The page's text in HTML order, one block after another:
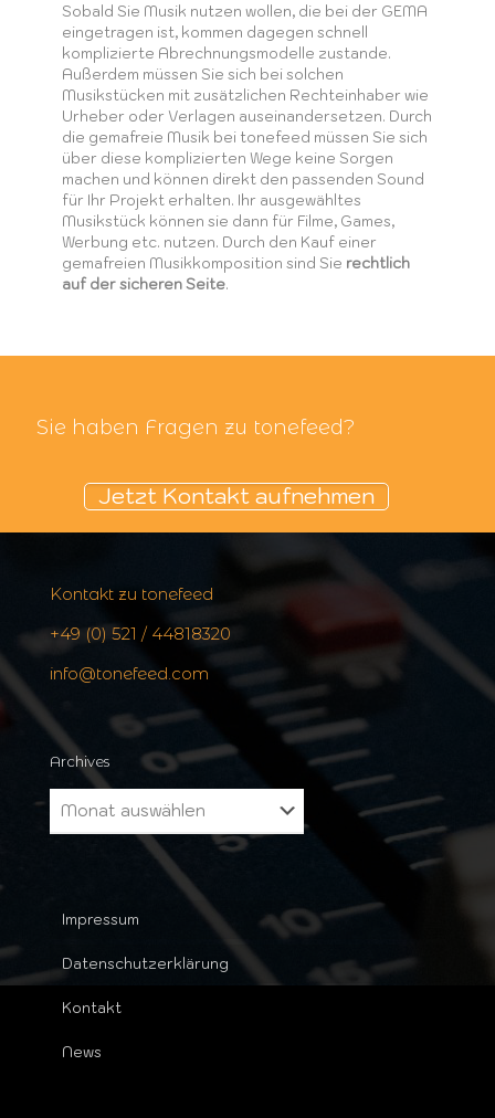
Sobald Sie Musik nutzen wollen, die bei der GEMA
eingetragen ist, kommen dagegen schnell
komplizierte Abrechnungsmodelle zustande.
Außerdem müssen Sie sich bei solchen
Musikstücken mit zusätzlichen Rechteinhaber wie
Urheber oder Verlagen auseinandersetzen. Durch
die gemafreie Musik bei tonefeed müssen Sie sich
über diese komplizierten Wege keine Sorgen
machen und können direkt den passenden Sound
für Ihr Projekt erhalten. Ihr ausgewähltes
Musikstück können sie dann für Filme, Games,
Werbung etc. nutzen. Durch den Kauf einer
gemafreien Musikkomposition sind Sie rechtlich
auf der sicheren Seite.
Sie haben Fragen zu tonefeed?
Jetzt Kontakt aufnehmen
Kontakt zu tonefeed
+49 (0) 521 / 44818320
info@tonefeed.com
Archives
Impressum
Datenschutzerklärung
Kontakt
News